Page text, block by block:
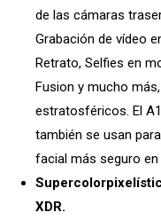
de las cámaras
Grabación de vídeo
Retrato, Selfies en
Fusion y mucho
estratosféricos. El
también se usan
facial más seguro
XDR.